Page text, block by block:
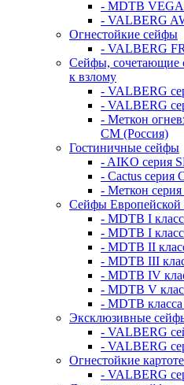
- MDTB VEGA
- VALBERG
Огнестойкие сейфы
- VALBERG
Сейфы, сочетающие
к взлому
- VALBERG
- VALBERG
- Меткон
СМ (Россия)
Гостиничные сейфы
- AIKO серия
- Cactus серия
- Меткон
Сейфы Европейской
- MDTB I
- MDTB I
- MDTB II
- MDTB III
- MDTB IV
- MDTB V
- MDTB
Эксклюзивные
- VALBERG
- VALBERG
Огнестойкие
- VALBERG